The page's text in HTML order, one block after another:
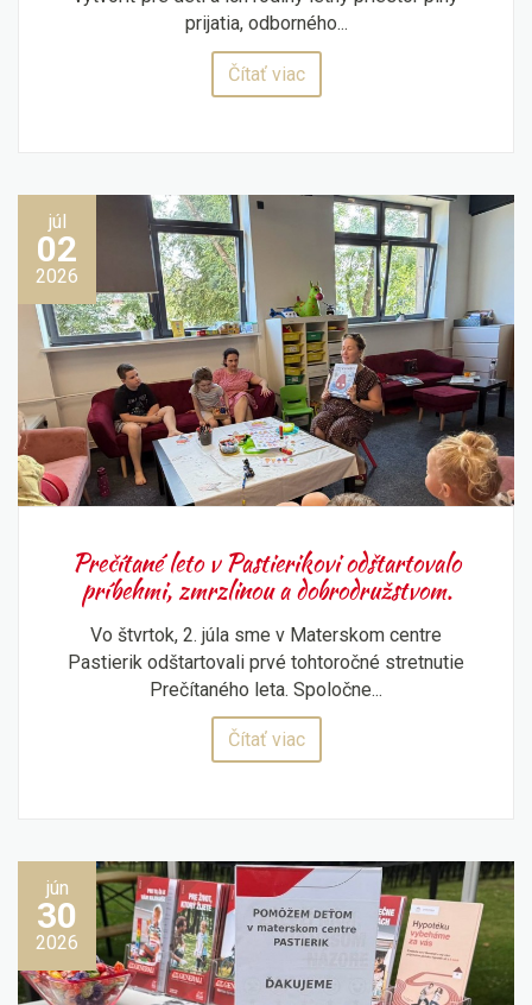
prijatia, odborného...
Čítať viac
júl
02
2026
Prečítané leto v Pastierikovi odštartovalo
príbehmi, zmrzlinou a dobrodružstvom.
Vo štvrtok, 2. júla sme v Materskom centre
Pastierik odštartovali prvé tohtoročné stretnutie
Prečítaného leta. Spoločne...
Čítať viac
jún
30
2026